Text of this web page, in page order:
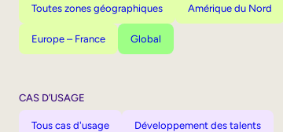
Toutes zones géographiques Amérique du Nord
Europe – France Global
CAS D’USAGE
Tous cas d'usage Développement des talents